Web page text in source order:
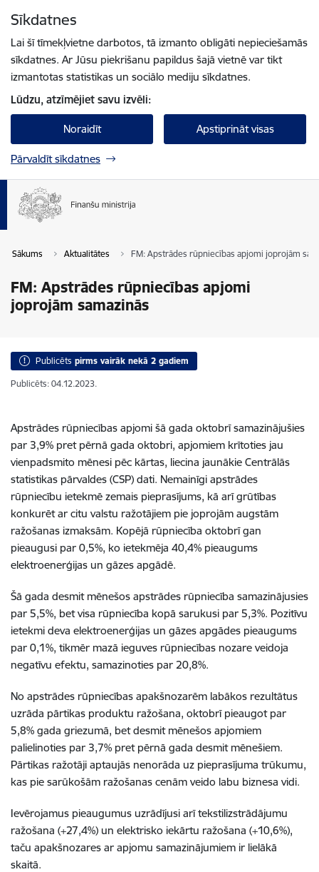
Sīkdatnes
Lai šī tīmekļvietne darbotos, tā izmanto obligāti nepieciešamās
sīkdatnes. Ar Jūsu piekrišanu papildus šajā vietnē var tikt
izmantotas statistikas un sociālo mediju sīkdatnes.
Lūdzu, atzīmējiet savu izvēli:
Noraidīt Apstiprināt visas
Pārvaldīt sīkdatnes
Sākums Aktualitātes FM: Apstrādes rūpniecības apjomi joprojām
FM: Apstrādes rūpniecības apjomi
joprojām samazinās
Publicēts pirms vairāk nekā 2 gadiem
Publicēts: 04.12.2023.
Apstrādes rūpniecības apjomi šā gada oktobrī samazinājušies
par 3,9% pret pērnā gada oktobri, apjomiem krītoties jau
vienpadsmito mēnesi pēc kārtas, liecina jaunākie Centrālās
statistikas pārvaldes (CSP) dati. Nemainīgi apstrādes
rūpniecību ietekmē zemais pieprasījums, kā arī grūtības
konkurēt ar citu valstu ražotājiem pie joprojām augstām
ražošanas izmaksām. Kopējā rūpniecība oktobrī gan
pieaugusi par 0,5%, ko ietekmēja 40,4% pieaugums
elektroenerģijas un gāzes apgādē.
Šā gada desmit mēnešos apstrādes rūpniecība samazinājusies
par 5,5%, bet visa rūpniecība kopā sarukusi par 5,3%. Pozitīvu
ietekmi deva elektroenerģijas un gāzes apgādes pieaugums
par 0,1%, tikmēr mazā ieguves rūpniecības nozare veidoja
negatīvu efektu, samazinoties par 20,8%.
No apstrādes rūpniecības apakšnozarēm labākos rezultātus
uzrāda pārtikas produktu ražošana, oktobrī pieaugot par
5,8% gada griezumā, bet desmit mēnešos apjomiem
palielinoties par 3,7% pret pērnā gada desmit mēnešiem.
Pārtikas ražotāji aptaujās nenorāda uz pieprasījuma trūkumu,
kas pie sarūkošām ražošanas cenām veido labu biznesa vidi.
Ievērojamus pieaugumus uzrādījusi arī tekstilizstrādājumu
ražošana (+27,4%) un elektrisko iekārtu ražošana (+10,6%),
taču apakšnozares ar apjomu samazinājumiem ir lielākā
skaitā.